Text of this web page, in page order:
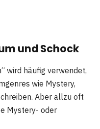
und Schock
wird häufig verwendet,
wie Mystery,
Aber allzu oft
Mystery- oder